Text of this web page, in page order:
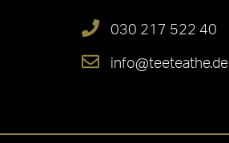
030 217 522 40
info@teeteathe.de